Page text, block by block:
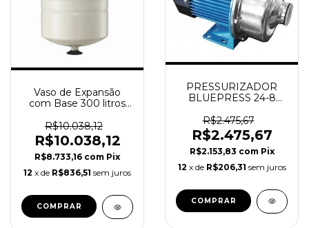
Vaso de Expansão
com Base 300 litros
R$10.038,12
R$10.038,12
R$8.733,16 com Pix
12 x de R$836,51 sem juros
PRESSURIZADOR
BLUEPRESS 24-8
R$2.475,67
R$2.475,67
R$2.153,83 com Pix
12 x de R$206,31 sem juros